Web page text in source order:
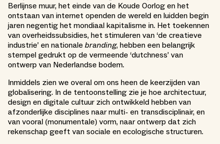
Berlijnse muur, het einde van de Koude Oorlog en het
ontstaan van internet openden de wereld en luidden begin
jaren negentig het mondiaal kapitalisme in. Het toekennen
van overheidssubsidies, het stimuleren van ‘de creatieve
industrie’ en nationale branding, hebben een belangrijk
stempel gedrukt op de vermeende ‘dutchness’ van
ontwerp van Nederlandse bodem.
Inmiddels zien we overal om ons heen de keerzijden van
globalisering. In de tentoonstelling zie je hoe architectuur,
design en digitale cultuur zich ontwikkeld hebben van
afzonderlijke disciplines naar multi- en transdisciplinair, en
van vooral (monumentale) vorm, naar ontwerp dat zich
rekenschap geeft van sociale en ecologische structuren.